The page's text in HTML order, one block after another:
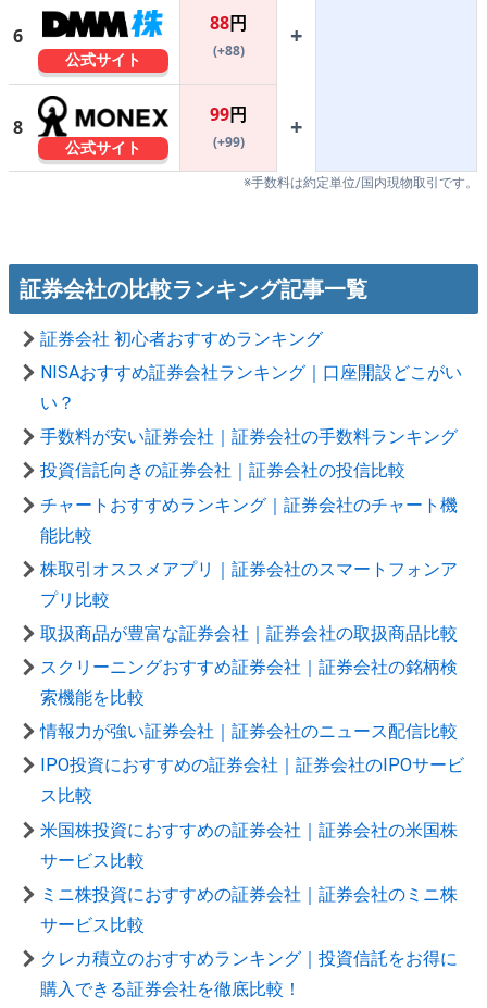
6
公式サイト
88円
(+88)
+
8
公式サイト
99円
(+99)
+
※手数料は約定単位/国内現物取引です。
証券会社の比較ランキング記事一覧
証券会社 初心者おすすめランキング
NISAおすすめ証券会社ランキング｜口座開設どこがい
い？
手数料が安い証券会社｜証券会社の手数料ランキング
投資信託向きの証券会社｜証券会社の投信比較
チャートおすすめランキング｜証券会社のチャート機
能比較
株取引オススメアプリ｜証券会社のスマートフォンア
プリ比較
取扱商品が豊富な証券会社｜証券会社の取扱商品比較
スクリーニングおすすめ証券会社｜証券会社の銘柄検
索機能を比較
情報力が強い証券会社｜証券会社のニュース配信比較
IPO投資におすすめの証券会社｜証券会社のIPOサービ
ス比較
米国株投資におすすめの証券会社｜証券会社の米国株
サービス比較
ミニ株投資におすすめの証券会社｜証券会社のミニ株
サービス比較
クレカ積立のおすすめランキング｜投資信託をお得に
購入できる証券会社を徹底比較！